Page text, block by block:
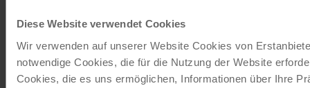
Diese Website verwendet Cookies
Wir verwenden auf unserer Website Cookies von
notwendige Cookies, die für die Nutzung der Website
Cookies, die es uns ermöglichen, Informationen über Ihre
JETZT BESTELLEN
Newsletter abonnieren